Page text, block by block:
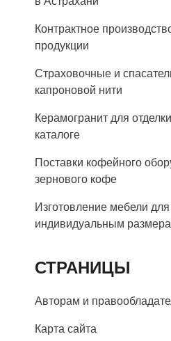
Контрактное
продукции
Страховочные и
капроновой нити
Керамогранит для
каталоге
Поставки кофейного
зернового кофе
Изготовление мебели
индивидуальным
СТРАНИЦЫ
Авторам и
Карта сайта